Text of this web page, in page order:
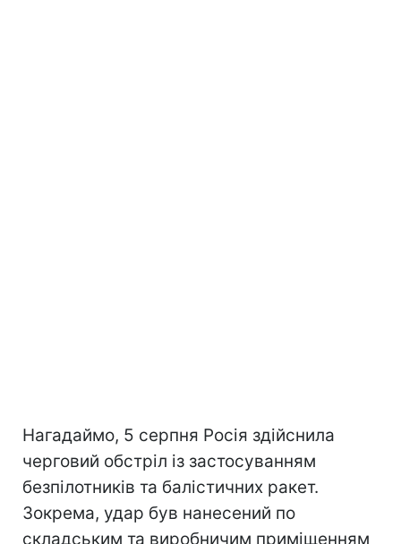
Нагадаймо, 5 серпня Росія здійснила
черговий обстріл із застосуванням
безпілотників та балістичних ракет.
Зокрема, удар був нанесений по
складським та виробничим приміщенням